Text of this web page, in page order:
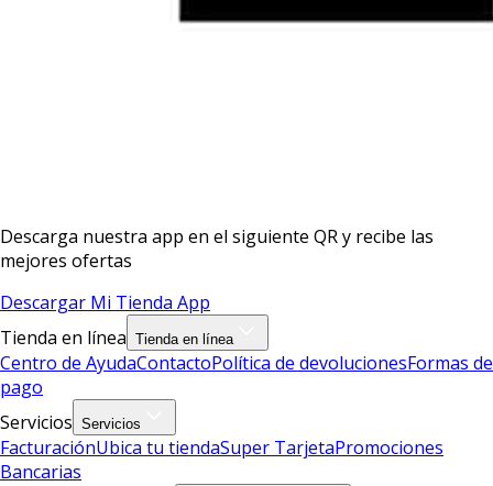
Descarga nuestra app en el siguiente QR y recibe las
mejores ofertas
Descargar Mi Tienda App
Tienda en línea Tienda en línea
Centro de AyudaContactoPolítica de devolucionesFormas de
pago
Servicios Servicios
FacturaciónUbica tu tiendaSuper TarjetaPromociones
Bancarias